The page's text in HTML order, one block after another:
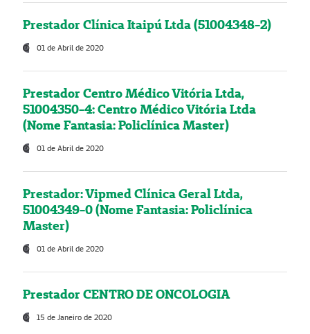
Prestador Clínica Itaipú Ltda (51004348-2)
01 de Abril de 2020
Prestador Centro Médico Vitória Ltda,
51004350-4: Centro Médico Vitória Ltda
(Nome Fantasia: Policlínica Master)
01 de Abril de 2020
Prestador: Vipmed Clínica Geral Ltda,
51004349-0 (Nome Fantasia: Policlínica
Master)
01 de Abril de 2020
Prestador CENTRO DE ONCOLOGIA
15 de Janeiro de 2020